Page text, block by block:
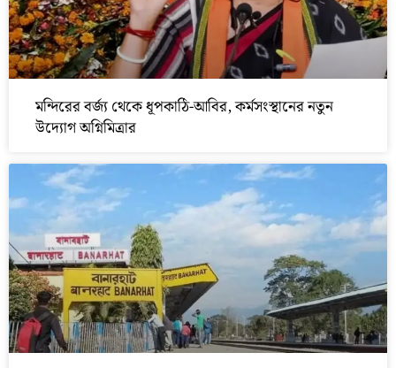
মন্দিরের বর্জ্য থেকে ধূপকাঠি-আবির, কর্মসংস্থানের নতুন
উদ্যোগ অগ্নিমিত্রার